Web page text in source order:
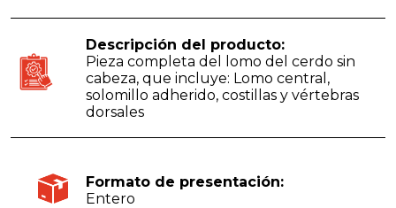
Descripción del producto:
Pieza completa del lomo del cerdo sin
cabeza, que incluye: Lomo central,
solomillo adherido, costillas y vértebras
dorsales
Formato de presentación:
Entero